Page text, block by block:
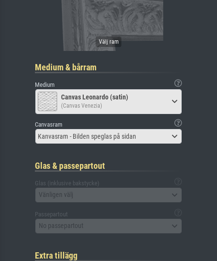
Medium & bårram
Medium
Canvas Leonardo (satin)
(Canvas Venezia)
Canvasram
Kanvasram - Bilden speglas på sidan
Glas & passepartout
Glas (inklusive bakstycke)
Vänligen välj
Passepartout
No passepartout
Extra tillägg